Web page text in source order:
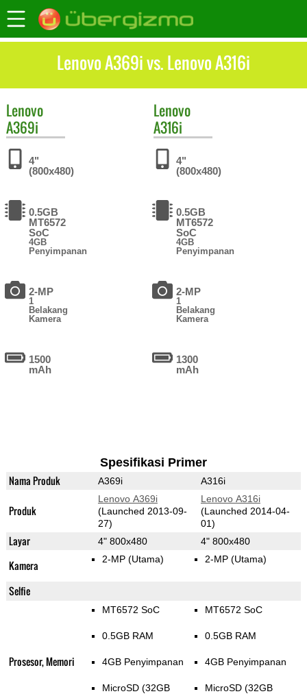
Lenovo A369i vs. Lenovo A316i
Lenovo
A369i
4"
(800x480)
0.5GB
MT6572
SoC
4GB
Penyimpanan
2-MP
1
Belakang
Kamera
1500
mAh
Lenovo
A316i
4"
(800x480)
0.5GB
MT6572
SoC
4GB
Penyimpanan
2-MP
1
Belakang
Kamera
1300
mAh
Spesifikasi Primer
Nama Produk A369i A316i
Produk
Lenovo A369i
(Launched 2013-09-
27)
Lenovo A316i
(Launched 2014-04-
01)
Layar 4" 800x480 4" 800x480
Kamera 2-MP (Utama) 2-MP (Utama)
Selfie
Prosesor, Memori
MT6572 SoC
0.5GB RAM
4GB Penyimpanan
MicroSD (32GB
MT6572 SoC
0.5GB RAM
4GB Penyimpanan
MicroSD (32GB